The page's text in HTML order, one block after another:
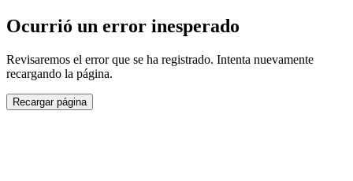
Ocurrió un error inesperado
Revisaremos el error que se ha registrado. Intenta nuevamente
recargando la página.
Recargar página